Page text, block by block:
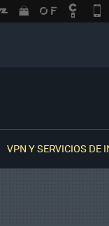
VPN Y SERVICIOS DE